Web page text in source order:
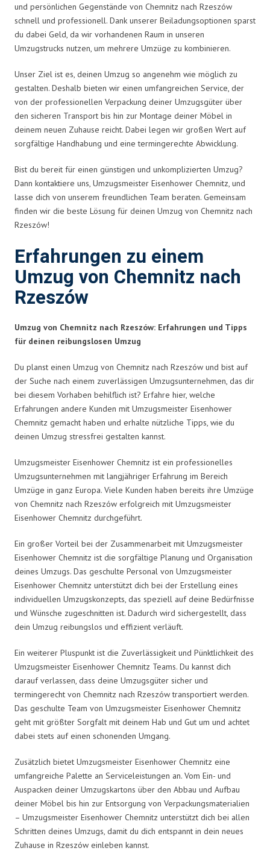
und persönlichen Gegenstände von Chemnitz nach Rzeszów
schnell und professionell. Dank unserer Beiladungsoptionen sparst
du dabei Geld, da wir vorhandenen Raum in unseren
Umzugstrucks nutzen, um mehrere Umzüge zu kombinieren.
Unser Ziel ist es, deinen Umzug so angenehm wie möglich zu
gestalten. Deshalb bieten wir einen umfangreichen Service, der
von der professionellen Verpackung deiner Umzugsgüter über
den sicheren Transport bis hin zur Montage deiner Möbel in
deinem neuen Zuhause reicht. Dabei legen wir großen Wert auf
sorgfältige Handhabung und eine termingerechte Abwicklung.
Bist du bereit für einen günstigen und unkomplizierten Umzug?
Dann kontaktiere uns, Umzugsmeister Eisenhower Chemnitz, und
lasse dich von unserem freundlichen Team beraten. Gemeinsam
finden wir die beste Lösung für deinen Umzug von Chemnitz nach
Rzeszów!
Erfahrungen zu einem
Umzug von Chemnitz nach
Rzeszów
Umzug von Chemnitz nach Rzeszów: Erfahrungen und Tipps
für deinen reibungslosen Umzug
Du planst einen Umzug von Chemnitz nach Rzeszów und bist auf
der Suche nach einem zuverlässigen Umzugsunternehmen, das dir
bei diesem Vorhaben behilflich ist? Erfahre hier, welche
Erfahrungen andere Kunden mit Umzugsmeister Eisenhower
Chemnitz gemacht haben und erhalte nützliche Tipps, wie du
deinen Umzug stressfrei gestalten kannst.
Umzugsmeister Eisenhower Chemnitz ist ein professionelles
Umzugsunternehmen mit langjähriger Erfahrung im Bereich
Umzüge in ganz Europa. Viele Kunden haben bereits ihre Umzüge
von Chemnitz nach Rzeszów erfolgreich mit Umzugsmeister
Eisenhower Chemnitz durchgeführt.
Ein großer Vorteil bei der Zusammenarbeit mit Umzugsmeister
Eisenhower Chemnitz ist die sorgfältige Planung und Organisation
deines Umzugs. Das geschulte Personal von Umzugsmeister
Eisenhower Chemnitz unterstützt dich bei der Erstellung eines
individuellen Umzugskonzepts, das speziell auf deine Bedürfnisse
und Wünsche zugeschnitten ist. Dadurch wird sichergestellt, dass
dein Umzug reibungslos und effizient verläuft.
Ein weiterer Pluspunkt ist die Zuverlässigkeit und Pünktlichkeit des
Umzugsmeister Eisenhower Chemnitz Teams. Du kannst dich
darauf verlassen, dass deine Umzugsgüter sicher und
termingerecht von Chemnitz nach Rzeszów transportiert werden.
Das geschulte Team von Umzugsmeister Eisenhower Chemnitz
geht mit größter Sorgfalt mit deinem Hab und Gut um und achtet
dabei stets auf einen schonenden Umgang.
Zusätzlich bietet Umzugsmeister Eisenhower Chemnitz eine
umfangreiche Palette an Serviceleistungen an. Vom Ein- und
Auspacken deiner Umzugskartons über den Abbau und Aufbau
deiner Möbel bis hin zur Entsorgung von Verpackungsmaterialien
– Umzugsmeister Eisenhower Chemnitz unterstützt dich bei allen
Schritten deines Umzugs, damit du dich entspannt in dein neues
Zuhause in Rzeszów einleben kannst.